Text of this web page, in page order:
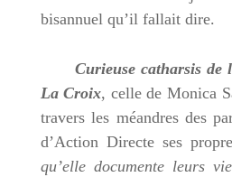
bisannuel qu’il fallait dire.
Curieuse catharsis de
La Croix, celle de Monica
travers les méandres des
d’Action Directe ses
qu’elle documente leurs